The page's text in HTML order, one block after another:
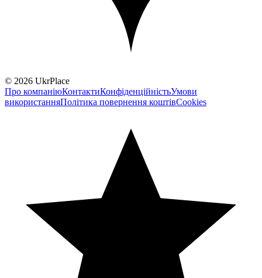
© 2026 UkrPlace
Про компаніюКонтактиКонфіденційністьУмови
використанняПолітика повернення коштівCookies